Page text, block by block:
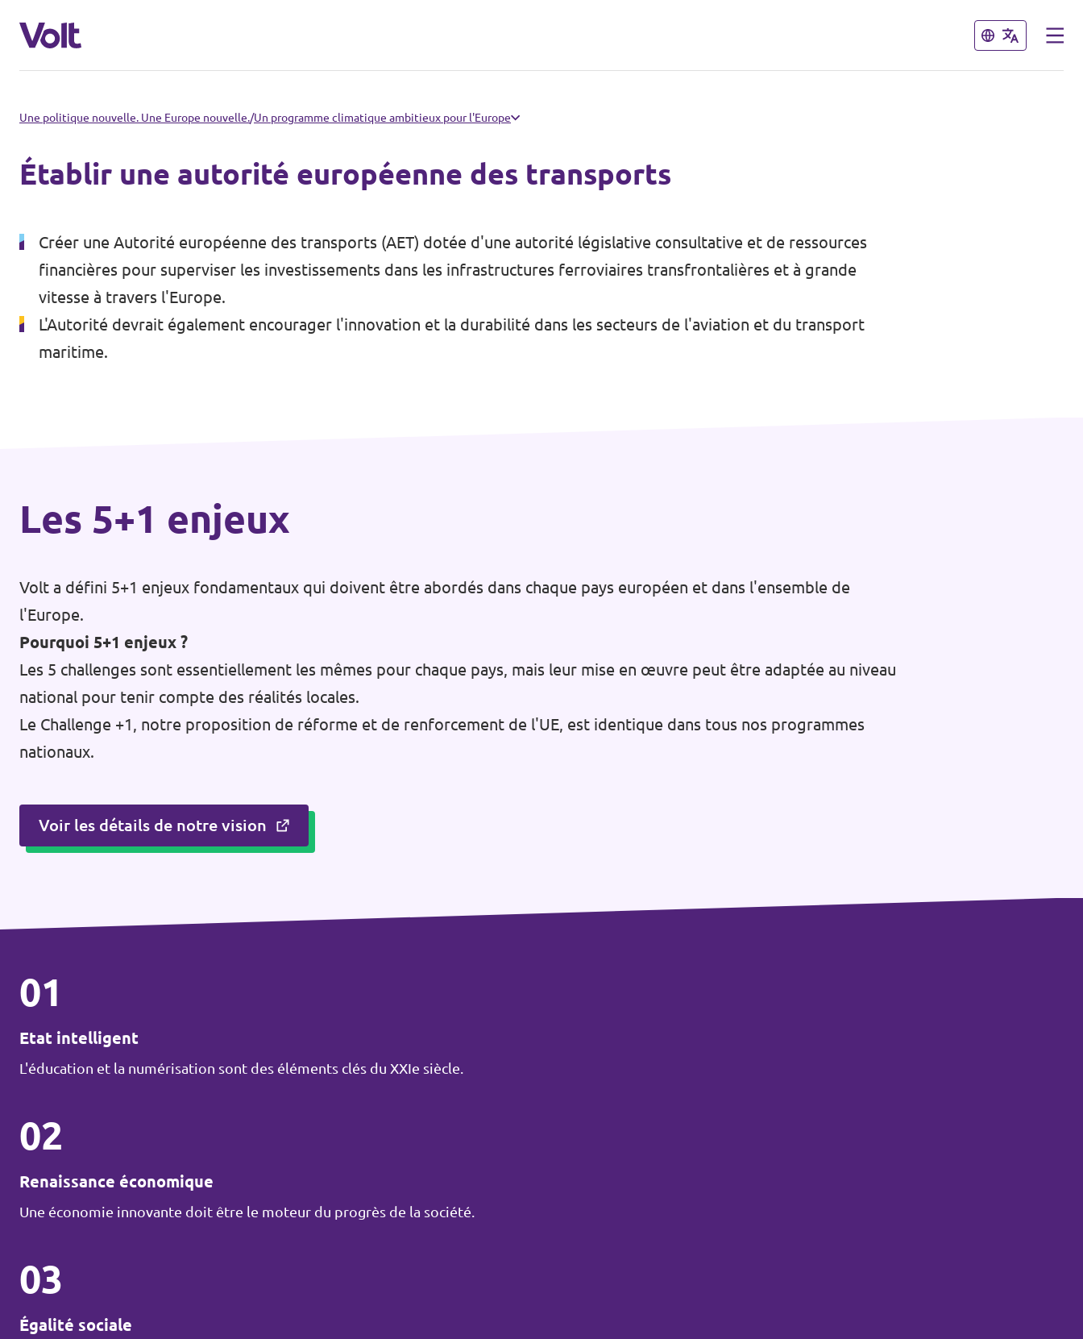
Fermer
Choisir une langue
Volt dans d'autres pays
🇩🇪 Volt Deutschland
🇫🇷 Volt France
🇬🇧 Volt UK
Fermer
À propos de Volt
Actualités
Faire un don
Volt Shop (merch)
Mentions légales
Une politique nouvelle. Une Europe nouvelle./Un programme climatique ambitieux pour l'Europe
Établir une autorité européenne des transports
Créer une Autorité européenne des transports (AET) dotée d'une autorité législative consultative et de ressources
financières pour superviser les investissements dans les infrastructures ferroviaires transfrontalières et à grande
vitesse à travers l'Europe.
L'Autorité devrait également encourager l'innovation et la durabilité dans les secteurs de l'aviation et du transport
maritime.
Les 5+1 enjeux
Volt a défini 5+1 enjeux fondamentaux qui doivent être abordés dans chaque pays européen et dans l'ensemble de
l'Europe.
Pourquoi 5+1 enjeux ?
Les 5 challenges sont essentiellement les mêmes pour chaque pays, mais leur mise en œuvre peut être adaptée au niveau
national pour tenir compte des réalités locales.
Le Challenge +1, notre proposition de réforme et de renforcement de l'UE, est identique dans tous nos programmes
nationaux.
Voir les détails de notre vision
01
Etat intelligent
L'éducation et la numérisation sont des éléments clés du XXIe siècle.
02
Renaissance économique
Une économie innovante doit être le moteur du progrès de la société.
03
Égalité sociale